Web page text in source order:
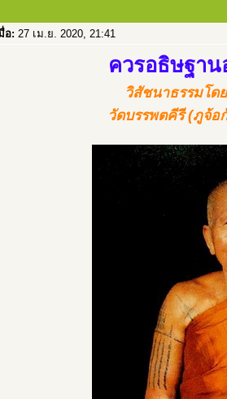
อ: 27 เม.ย. 2020, 21:41
ควรอธิษฐาน
วิสัชนาธรรมโด
วัดบรรพตคีรี (ภูจ้อ